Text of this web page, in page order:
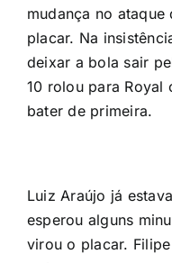
mudança no
placar. Na
deixar a bola sair
10 rolou para Royal
bater de primeira.
Luiz Araújo já
esperou alguns
virou o placar.